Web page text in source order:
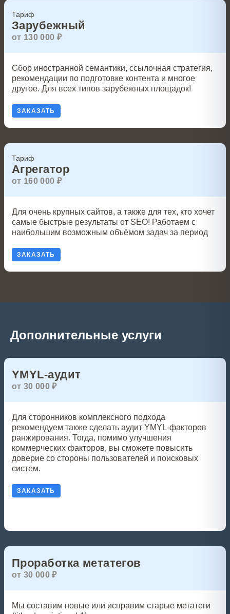
Тариф
Зарубежный
от 130 000 ₽
Сбор иностранной семантики, ссылочная стратегия,
рекомендации по подготовке контента и многое
другое. Для всех типов зарубежных площадок!
ЗАКАЗАТЬ
Тариф
Агрегатор
от 160 000 ₽
Для очень крупных сайтов, а также для тех, кто хочет
самые быстрые результаты от SEO! Работаем с
наибольшим возможным объёмом задач за период
ЗАКАЗАТЬ
Дополнительные услуги
YMYL-аудит
от 30 000 ₽
Для сторонников комплексного подхода
рекомендуем также сделать аудит YMYL-факторов
ранжирования. Тогда, помимо улучшения
коммерческих факторов, вы сможете повысить
доверие со стороны пользователей и поисковых
систем.
ЗАКАЗАТЬ
Проработка метатегов
от 30 000 ₽
Мы составим новые или исправим старые метатеги